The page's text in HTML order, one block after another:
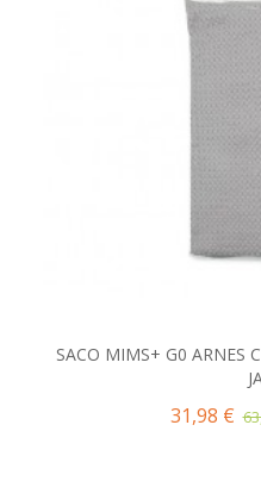
SACO MIMS+ G0 ARNES
31,98 €